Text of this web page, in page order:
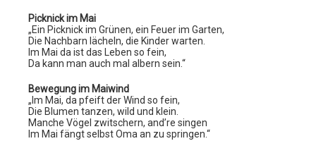
Picknick im Mai
„Ein Picknick im Grünen, ein Feuer im Garten,
Die Nachbarn lächeln, die Kinder warten.
Im Mai da ist das Leben so fein,
Da kann man auch mal albern sein.“
Bewegung im Maiwind
„Im Mai, da pfeift der Wind so fein,
Die Blumen tanzen, wild und klein.
Manche Vögel zwitschern, and’re singen
Im Mai fängt selbst Oma an zu springen.“